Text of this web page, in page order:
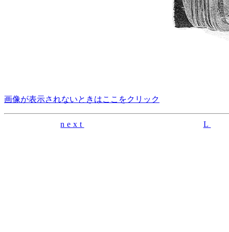
画像が表示されないときはここをクリック
next L